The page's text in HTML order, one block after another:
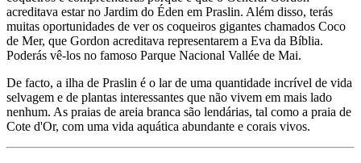
acreditava estar no Jardim do Éden em Praslin. Além disso, terás
muitas oportunidades de ver os coqueiros gigantes chamados Coco
de Mer, que Gordon acreditava representarem a Eva da Bíblia.
Poderás vê-los no famoso Parque Nacional Vallée de Mai.
De facto, a ilha de Praslin é o lar de uma quantidade incrível de vida
selvagem e de plantas interessantes que não vivem em mais lado
nenhum. As praias de areia branca são lendárias, tal como a praia de
Cote d'Or, com uma vida aquática abundante e corais vivos.